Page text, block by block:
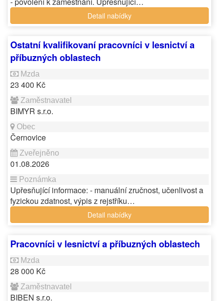
Detail nabídky
Ostatní kvalifikovaní pracovníci v lesnictví a
příbuzných oblastech
23 400 Kč
BIMYR s.r.o.
Černovice
01.08.2026
Upřesňující informace: - manuální zručnost, učenlivost a
fyzickou zdatnost, výpis z rejstříku…
Detail nabídky
Pracovníci v lesnictví a příbuzných oblastech
28 000 Kč
BIBEN s.r.o.